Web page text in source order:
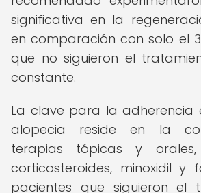
significativa en la
en comparación con solo el
que no siguieron el
constante.
La clave para la adherencia
alopecia reside en la
terapias tópicas y
corticosteroides, minoxidil y
pacientes que siguieron el